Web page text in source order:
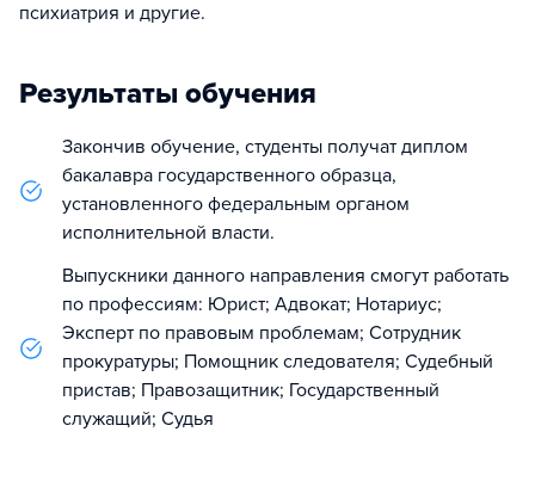
психиатрия и другие.
Результаты обучения
Закончив обучение, студенты получат диплом
бакалавра государственного образца,
установленного федеральным органом
исполнительной власти.
Выпускники данного направления смогут работать
по профессиям: Юрист; Адвокат; Нотариус;
Эксперт по правовым проблемам; Сотрудник
прокуратуры; Помощник следователя; Судебный
пристав; Правозащитник; Государственный
служащий; Судья